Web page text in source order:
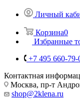
Личный
Корзина0
Избранные
+7 495 660-79-
Контактная
Москва, пр-т
shop@2klena.ru